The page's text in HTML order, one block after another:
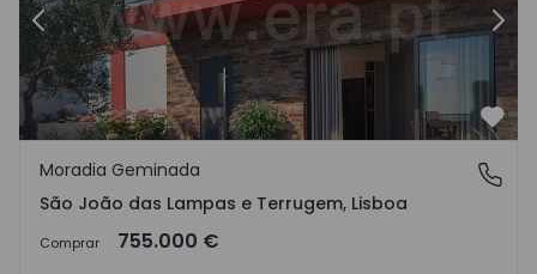
Anterior
São João das Lampas e Terrugem, Lisboa
Moradia Geminada
São João das Lampas e Terrugem, Lisboa
Comprar 755.000 €